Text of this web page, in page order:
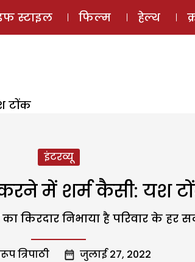
ई-मैगज़ीन
स्टाइल फिल्म हेल्थ
टोंक
इंटरव्यू
करने में शर्म कैसी: यश
किरदार निभाया है परिवार के हर
त्रिपाठी जुलाई 27, 2022